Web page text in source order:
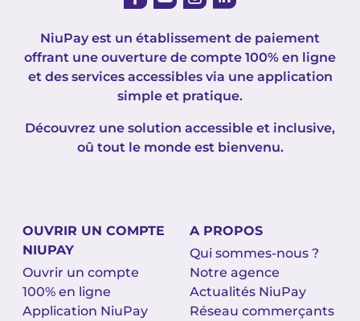
NiuPay est un établissement de paiement
offrant une ouverture de compte 100% en ligne
et des services accessibles via une application
simple et pratique.
Découvrez une solution accessible et inclusive,
oû tout le monde est bienvenu.
OUVRIR UN COMPTE
NIUPAY
Ouvrir un compte
100% en ligne
Application NiuPay
A PROPOS
Qui sommes-nous ?
Notre agence
Actualités NiuPay
Réseau commerçants